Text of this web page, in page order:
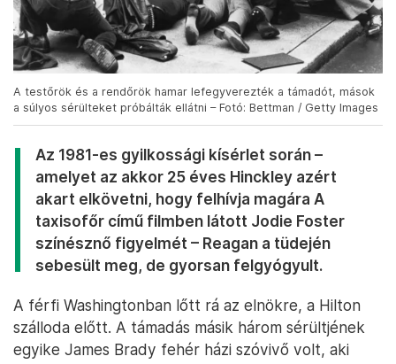
A testőrök és a rendőrök hamar lefegyverezték a támadót, mások
a súlyos sérülteket próbálták ellátni – Fotó: Bettman / Getty Images
Az 1981-es gyilkossági kísérlet során –
amelyet az akkor 25 éves Hinckley azért
akart elkövetni, hogy felhívja magára A
taxisofőr című filmben látott Jodie Foster
színésznő figyelmét – Reagan a tüdején
sebesült meg, de gyorsan felgyógyult.
A férfi Washingtonban lőtt rá az elnökre, a Hilton
szálloda előtt. A támadás másik három sérültjének
egyike James Brady fehér házi szóvivő volt, aki